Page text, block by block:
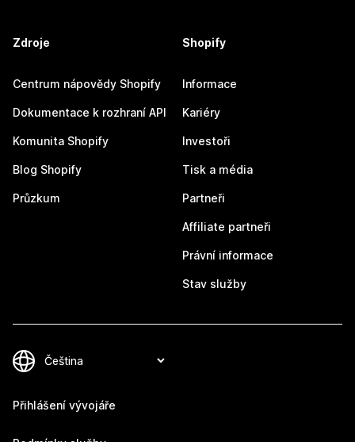
Zdroje
Centrum nápovědy Shopify
Dokumentace k rozhraní API
Komunita Shopify
Blog Shopify
Průzkum
Shopify
Informace
Kariéry
Investoři
Tisk a média
Partneři
Affiliate partneři
Právní informace
Stav služby
Přihlášení vývojáře